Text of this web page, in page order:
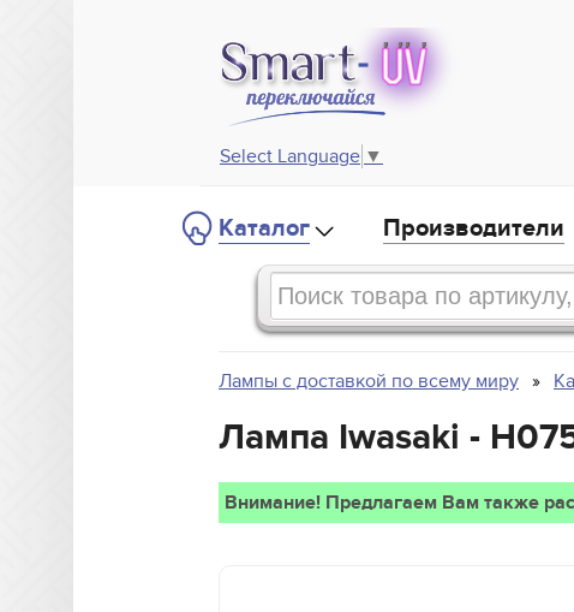
Select Language ▼
Каталог Производители
Лампы с доставкой по всему миру
Лампа Iwasaki -
Внимание! Предлагаем Вам также